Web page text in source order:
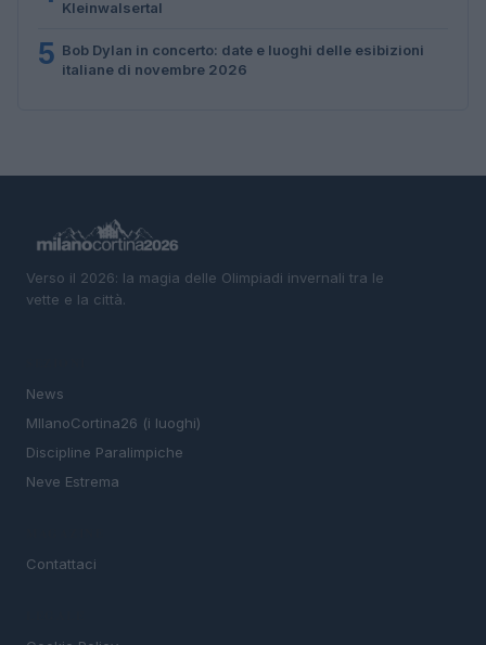
Kleinwalsertal
5 Bob Dylan in concerto: date e luoghi delle esibizioni
italiane di novembre 2026
Verso il 2026: la magia delle Olimpiadi invernali tra le
vette e la città.
News
MIlanoCortina26 (i luoghi)
Discipline Paralimpiche
Neve Estrema
Contattaci